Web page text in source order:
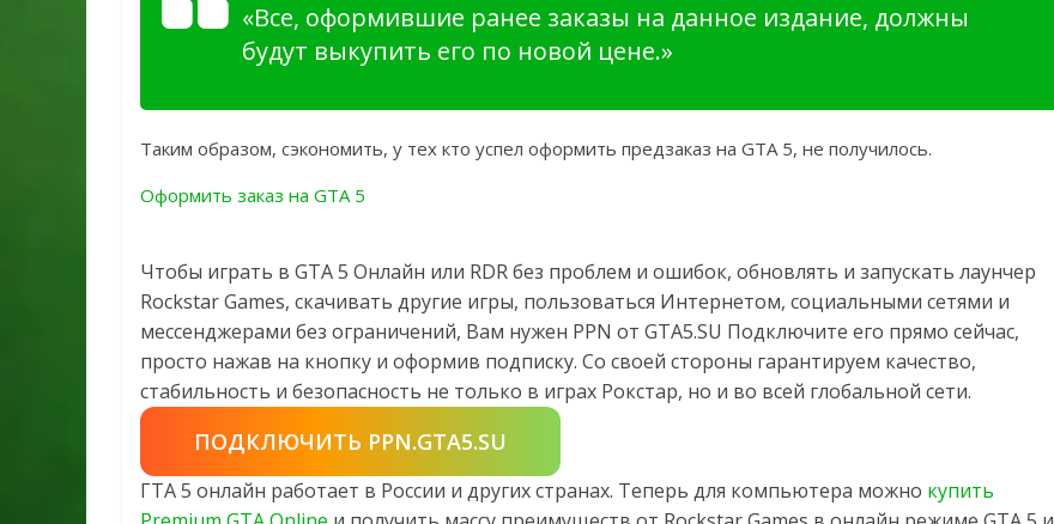
«Все, оформившие ранее заказы на данное издание, должны
будут выкупить его по новой цене.»
Таким образом, сэкономить, у тех кто успел оформить предзаказ на GTA 5, не получилось.
Оформить заказ на GTA 5
Чтобы играть в GTA 5 Онлайн или RDR без проблем и ошибок, обновлять и запускать лаунчер
Rockstar Games, скачивать другие игры, пользоваться Интернетом, социальными сетями и
мессенджерами без ограничений, Вам нужен PPN от GTA5.SU Подключите его прямо сейчас,
просто нажав на кнопку и оформив подписку. Со своей стороны гарантируем качество,
стабильность и безопасность не только в играх Рокстар, но и во всей глобальной сети.
ПОДКЛЮЧИТЬ PPN.GTA5.SU
ГТА 5 онлайн работает в России и других странах. Теперь для компьютера можно купить